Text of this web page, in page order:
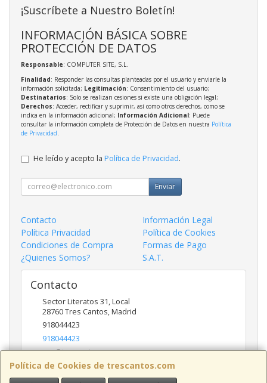
Política de Cookies de trescantos.com
¡Suscríbete a Nuestro Boletín!
INFORMACIÓN BÁSICA SOBRE
PROTECCIÓN DE DATOS
Responsable: COMPUTER SITE, S.L.
Finalidad: Responder las consultas planteadas por el usuario y enviarle la
información solicitada; Legitimación: Consentimiento del usuario;
Destinatarios: Solo se realizan cesiones si existe una obligación legal;
Derechos: Acceder, rectificar y suprimir, así como otros derechos, como se
indica en la información adicional; Información Adicional: Puede
consultar la información completa de Protección de Datos en nuestra Política
de Privacidad
He leído y acepto la Política de Privacidad.
Enviar
Contacto
Información Legal
Política Privacidad
Política de Cookies
Condiciones de Compra
Formas de Pago
¿Quienes Somos?
S.A.T.
Contacto
Sector Literatos 31, Local
28760Tres Cantos,Madrid
918044423
918044423
ncs@trescantos.com